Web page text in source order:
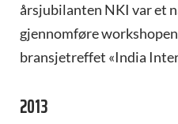
årsjubilanten NKI var et
gjennomføre
bransjetreffet «India
2013